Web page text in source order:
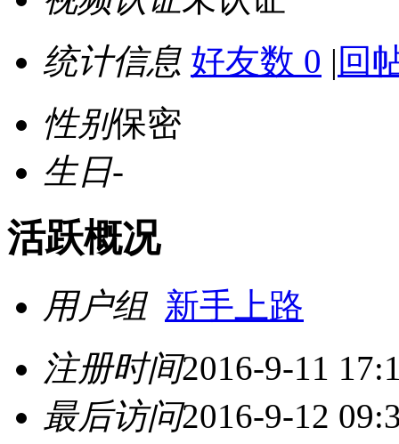
统计信息 好友数 0 | 回
性别保密
生日-
活跃概况
用户组 新手上路
注册时间2016-9-11
最后访问2016-9-12